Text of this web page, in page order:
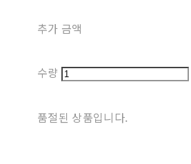
추가 금액
수량
품절된 상품입니다.